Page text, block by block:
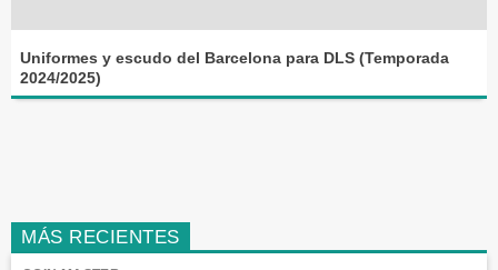
Uniformes y escudo del Barcelona para DLS (Temporada
2024/2025)
MÁS RECIENTES